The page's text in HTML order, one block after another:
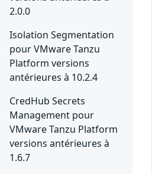
2.0.0
Isolation Segmentation
pour VMware Tanzu
Platform versions
antérieures à 10.2.4
CredHub Secrets
Management pour
VMware Tanzu Platform
versions antérieures à
1.6.7